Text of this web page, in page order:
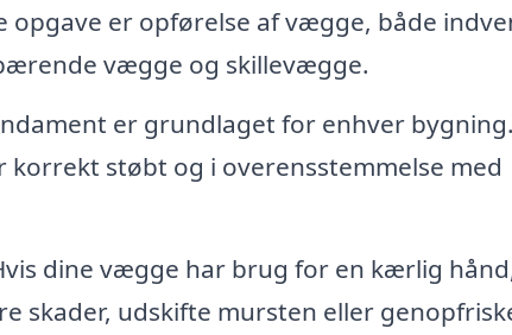
er opførelse af vægge, både
vægge og skillevægge.
er grundlaget for enhver bygning.
støbt og i overensstemmelse med
dine vægge har brug for en kærlig
skader, udskifte mursten eller